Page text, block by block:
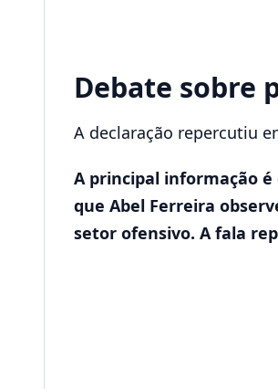
Debate sobre
A declaração repercutiu
A principal informação
que Abel Ferreira
setor ofensivo. A fala